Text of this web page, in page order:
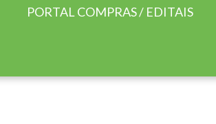
PORTAL COMPRAS / EDITAIS